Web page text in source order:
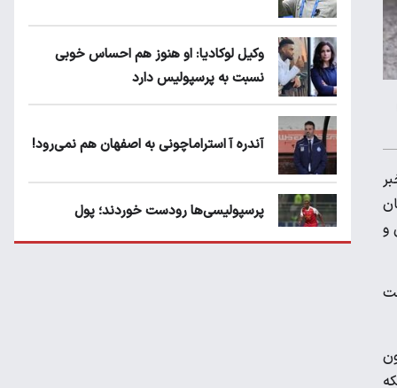
12 نفر از متهمان
و
وکیل لوکادیا: او هنوز هم احساس خوبی
نسبت به پرسپولیس دارد
آندره آ استراماچونی به اصفهان هم نمی‌رود!
پرسپولیسی‌ها رودست خوردند؛ پول